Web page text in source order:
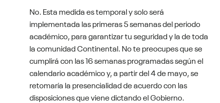
No. Esta medida es temporal y solo será
implementada las primeras 5 semanas del periodo
académico, para garantizar tu seguridad y la de toda
la comunidad Continental. No te preocupes que se
cumplirá con las 16 semanas programadas según el
calendario académico y, a partir del 4 de mayo, se
retomaría la presencialidad de acuerdo con las
disposiciones que viene dictando el Gobierno.